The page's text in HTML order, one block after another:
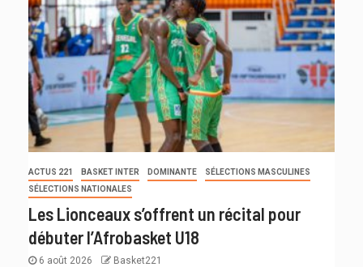
ACTUS 221 BASKET INTER DOMINANTE
SÉLECTIONS MASCULINES
SÉLECTIONS NATIONALES
Les Lionceaux s’offrent un récital pour
débuter l’Afrobasket U18
6 août 2026 Basket221